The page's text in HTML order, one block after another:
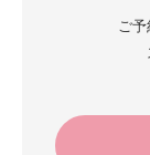
ご